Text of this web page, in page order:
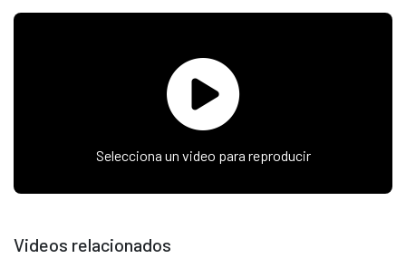
Selecciona un video para reproducir
Videos relacionados